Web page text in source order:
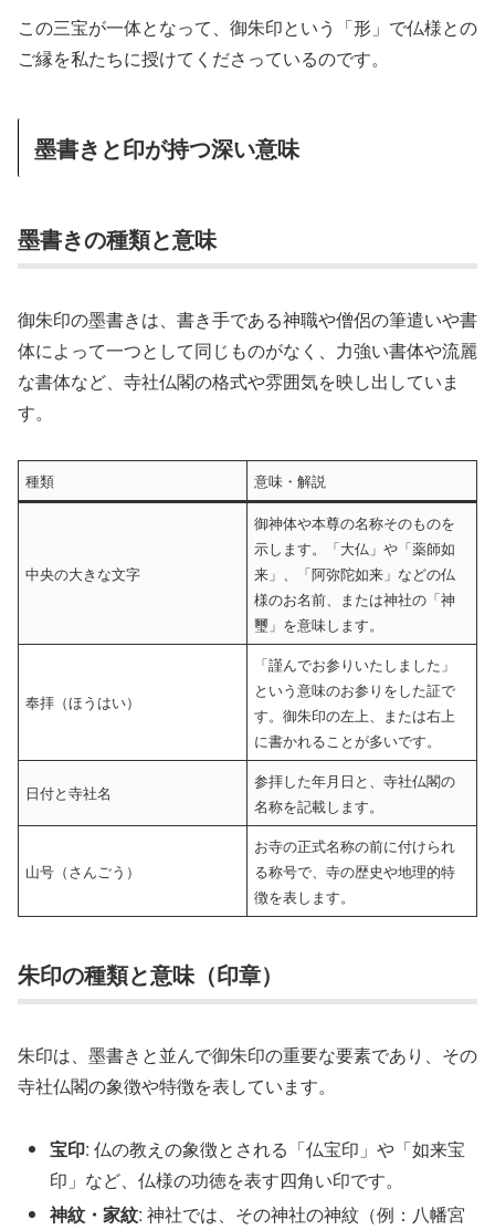
この三宝が一体となって、御朱印という「形」で仏様との
ご縁を私たちに授けてくださっているのです。
墨書きと印が持つ深い意味
墨書きの種類と意味
御朱印の墨書きは、書き手である神職や僧侶の筆遣いや書
体によって一つとして同じものがなく、力強い書体や流麗
な書体など、寺社仏閣の格式や雰囲気を映し出していま
す。
種類 意味・解説
中央の大きな文字
御神体や本尊の名称そのものを
示します。「大仏」や「薬師如
来」、「阿弥陀如来」などの仏
様のお名前、または神社の「神
璽」を意味します。
奉拝（ほうはい）
「謹んでお参りいたしました」
という意味のお参りをした証で
す。御朱印の左上、または右上
に書かれることが多いです。
日付と寺社名
参拝した年月日と、寺社仏閣の
名称を記載します。
山号（さんごう）
お寺の正式名称の前に付けられ
る称号で、寺の歴史や地理的特
徴を表します。
朱印の種類と意味（印章）
朱印は、墨書きと並んで御朱印の重要な要素であり、その
寺社仏閣の象徴や特徴を表しています。
宝印: 仏の教えの象徴とされる「仏宝印」や「如来宝
印」など、仏様の功徳を表す四角い印です。
神紋・家紋: 神社では、その神社の神紋（例：八幡宮